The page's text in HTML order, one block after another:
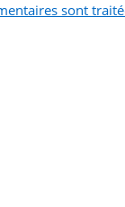
sont